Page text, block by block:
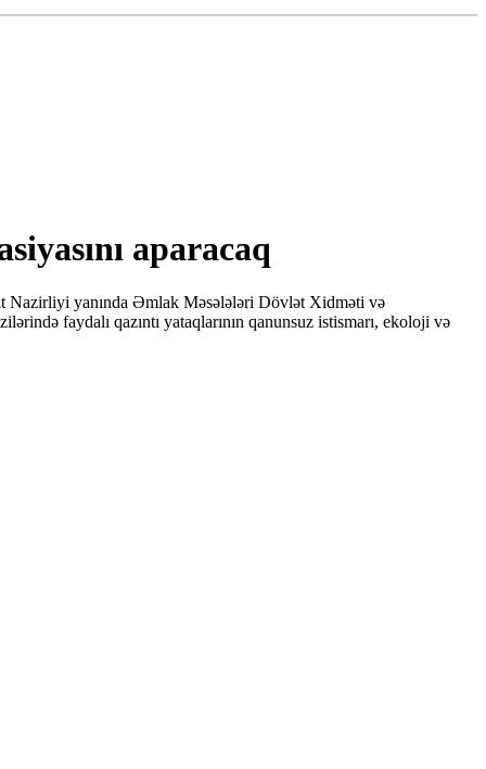
aparacaq
Nazirliyi yanında Əmlak Məsələləri Dövlət Xidməti və
faydalı qazıntı yataqlarının qanunsuz istismarı, ekoloji və